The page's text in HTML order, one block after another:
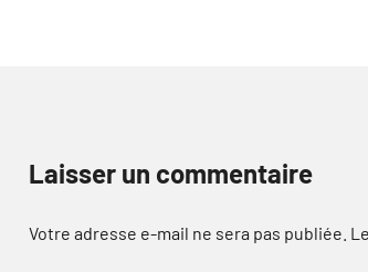
Laisser un commentaire
Votre adresse e-mail ne sera pas publiée.